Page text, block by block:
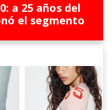
a 25 años del
el segmento